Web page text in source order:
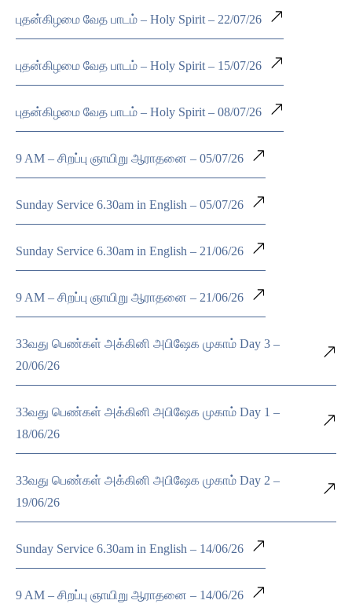
புதன்கிழமை வேத பாடம் – Holy Spirit – 22/07/26
புதன்கிழமை வேத பாடம் – Holy Spirit – 15/07/26
புதன்கிழமை வேத பாடம் – Holy Spirit – 08/07/26
9 AM – சிறப்பு ஞாயிறு ஆராதனை – 05/07/26
Sunday Service 6.30am in English – 05/07/26
Sunday Service 6.30am in English – 21/06/26
9 AM – சிறப்பு ஞாயிறு ஆராதனை – 21/06/26
33வது பெண்கள் அக்கினி அபிஷேக முகாம் Day 3 –
20/06/26
33வது பெண்கள் அக்கினி அபிஷேக முகாம் Day 1 –
18/06/26
33வது பெண்கள் அக்கினி அபிஷேக முகாம் Day 2 –
19/06/26
Sunday Service 6.30am in English – 14/06/26
9 AM – சிறப்பு ஞாயிறு ஆராதனை – 14/06/26